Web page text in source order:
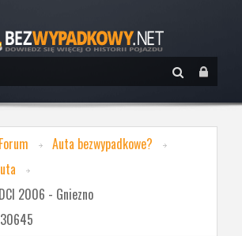
Forum
Auta bezwypadkowe?
2006 - Gniezno